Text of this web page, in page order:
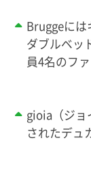
Bruggeに
ダブルベッ
員4名のフ
gioia（ジョ
されたデュ